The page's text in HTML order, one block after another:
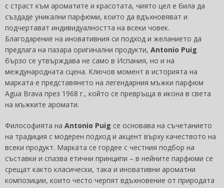
с страст към ароматите и красотата, чиято цел е била да
създаде уникални парфюми, които да вдъхновяват и
подчертават индивидуалността на всеки човек.
Благодарение на иновативния си подход и желанието да
предлага на пазара оригинални продукти, Antonio Puig
бързо се утвърждава не само в Испания, но и на
международната сцена. Ключов момент в историята на
марката е представянето на легендарния мъжки парфюм
Agua Brava през 1968 г., който се превръща в икона в света
на мъжките аромати.
Философията на Antonio Puig се основава на съчетанието
на традиция с модерен подход и акцент върху качеството на
всеки продукт. Марката се гордее с честния подбор на
съставки и спазва етични принципи – в нейните парфюми се
срещат както класически, така и иновативни ароматни
композиции, които често черпят вдъхновение от природата